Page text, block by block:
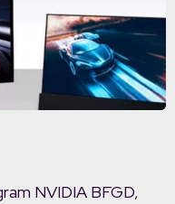
NVIDIA BFGD,